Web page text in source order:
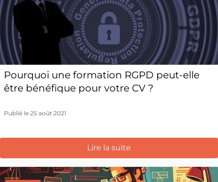
Pourquoi une formation RGPD peut-elle
être bénéfique pour votre CV ?
Publié le 25 août 2021
Lire la suite